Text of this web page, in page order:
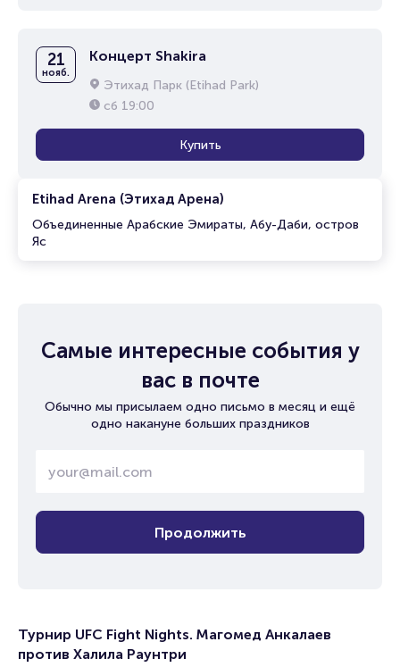
Etihad Arena (Этихад Арена)
Объединенные Арабские Эмираты, Абу-Даби, остров
Яс
21
нояб.
Концерт Shakira
Этихад Парк (Etihad Park)
сб 19:00
Купить
Самые интересные события у
вас в почте
Обычно мы присылаем одно письмо в месяц и ещё
одно накануне больших праздников
Продолжить
Турнир UFC Fight Nights. Магомед Анкалаев
против Халила Раунтри